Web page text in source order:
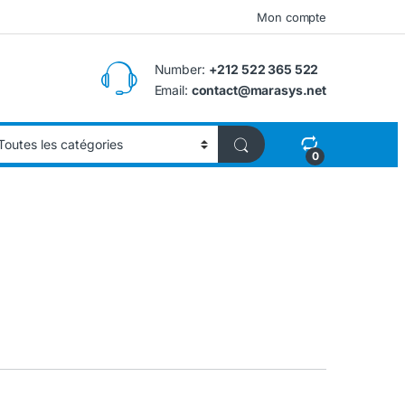
Mon compte
Number: +212 522 365 522
Email: contact@marasys.net
0